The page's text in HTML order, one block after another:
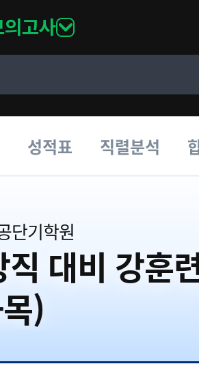
의고사
성적표 직렬분석
단기학원
대비 강훈
)